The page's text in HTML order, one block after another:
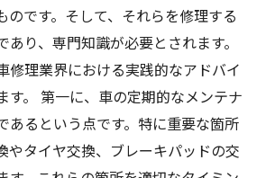
のです。そして、それらを修理する
あり、専門知識が必要とされます。
修理業界における実践的なアドバイ
す。 第一に、車の定期的なメンテナ
あるという点です。特に重要な箇所
やタイヤ交換、ブレーキパッドの交